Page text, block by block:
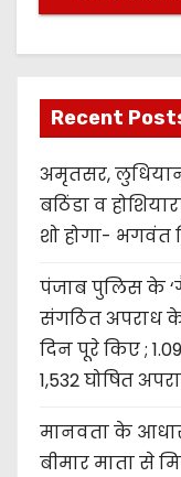
Recent
अमृतसर,
बठिंडा व
शो होगा- भगवंत
पंजाब पुलिस के
संगठित अपराध के
दिन पूरे किए ;
1,532 घोषित
मानवता के
बीमार माता से